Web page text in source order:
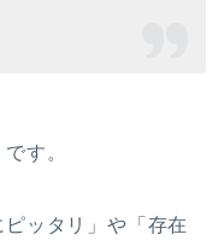
す。
ッタリ」や「存在